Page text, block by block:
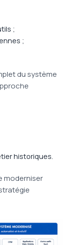
;
;
du système
historiques.
moderniser